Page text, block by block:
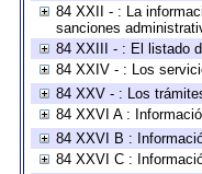
84 XXII - : La
sanciones
84 XXIII - : El listado
84 XXIV - : Los
84 XXV - : Los
84 XXVI A :
84 XXVI B :
84 XXVI C :